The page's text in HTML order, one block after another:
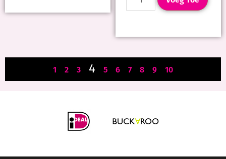
1 2 3 4 5 6 7 8 9 10